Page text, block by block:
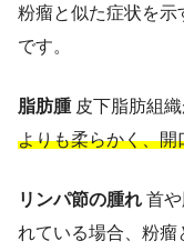
粉瘤と似た症状を示
です。
脂肪腫皮下脂肪組織
よりも柔らかく、開
リンパ節の腫れ 首
れている場合、粉